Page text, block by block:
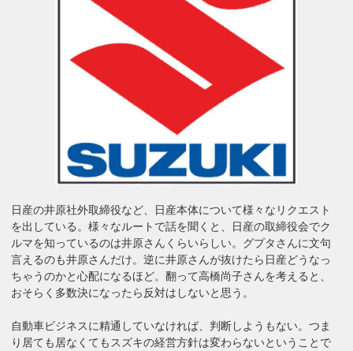
日産の井原社外取締役など、日産本体について様々なリクエスト
を出している。様々なルートで話を聞くと、日産の取締役会でク
ルマを知っているのは井原さんくらいらしい。グプタさんに文句
言えるのも井原さんだけ。逆に井原さんが抜けたら日産どうなっ
ちゃうのかと心配になるほど。翻って高橋尚子さんを考えると、
おそらく多数決になったら反対はしないと思う。
自動車ビジネスに精通していなければ、判断しようもない。つま
り居ても居なくてもスズキの経営方針は変わらないということで